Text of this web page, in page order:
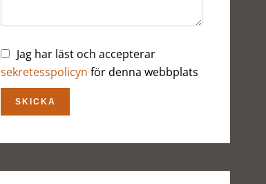
Jag har läst och accepterar
sekretesspolicyn för denna webbplats
SKICKA